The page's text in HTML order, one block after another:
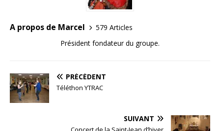
A propos de Marcel
579 Articles
Président fondateur du groupe.
PRÉCÉDENT
Téléthon YTRAC
SUIVANT